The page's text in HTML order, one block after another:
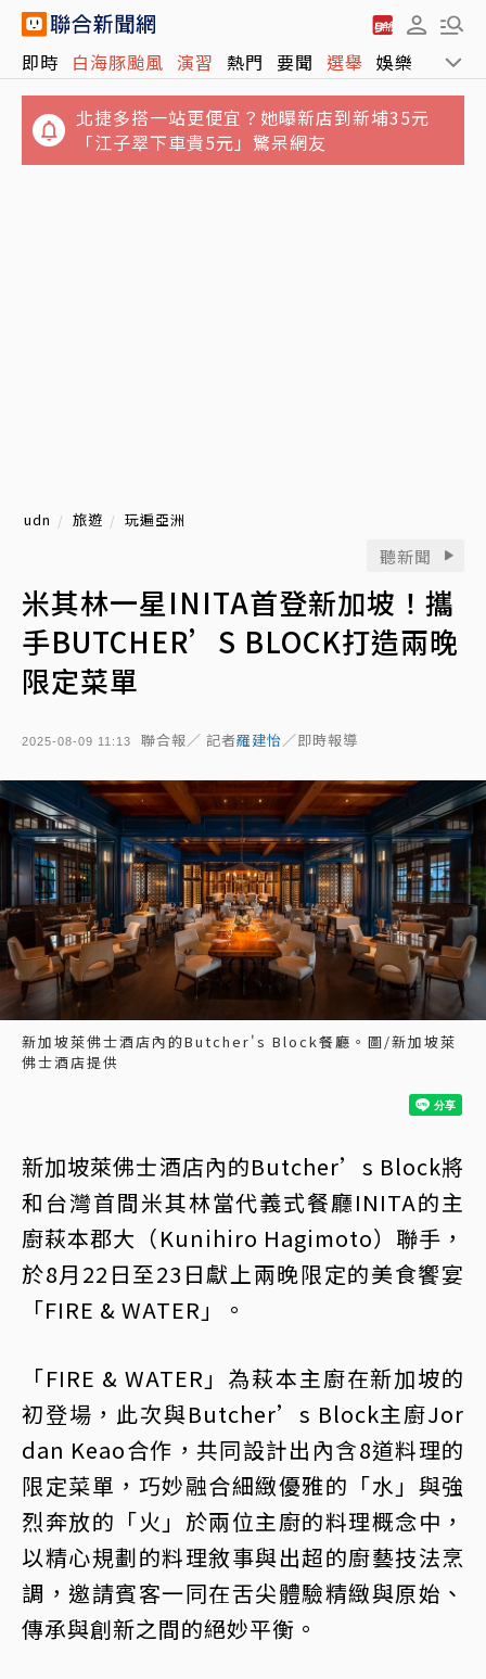
即時 白海豚颱風 演習 熱門 要聞 選舉 娛樂 運動
北捷多搭一站更便宜？她曝新店到新埔35元
「江子翠下車貴5元」驚呆網友
udn 旅遊 玩遍亞洲
聽新聞
米其林一星INITA首登新加坡！攜
手BUTCHER’S BLOCK打造兩晚
限定菜單
2025-08-09 11:13 聯合報／ 記者羅建怡／即時報導
新加坡萊佛士酒店內的Butcher's Block餐廳。圖/新加坡萊
佛士酒店提供
新加坡萊佛士酒店內的Butcher’s Block將
和台灣首間米其林當代義式餐廳INITA的主
廚萩本郡大（Kunihiro Hagimoto）聯手，
於8月22日至23日獻上兩晚限定的美食饗宴
「FIRE & WATER」。
「FIRE & WATER」為萩本主廚在新加坡的
初登場，此次與Butcher’s Block主廚Jor
dan Keao合作，共同設計出內含8道料理的
限定菜單，巧妙融合細緻優雅的「水」與強
烈奔放的「火」於兩位主廚的料理概念中，
以精心規劃的料理敘事與出超的廚藝技法烹
調，邀請賓客一同在舌尖體驗精緻與原始、
傳承與創新之間的絕妙平衡。